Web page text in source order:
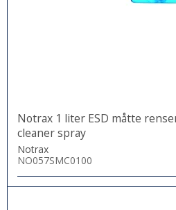
Notrax 1 liter ESD måtte
cleaner spray
Notrax
NO057SMC0100